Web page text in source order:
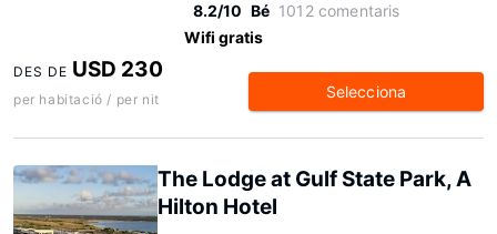
8.2/10 Bé 1012 comentaris
Wifi gratis
DES DE USD 230
per habitació / per nit Selecciona
The Lodge at Gulf State Park, A
Hilton Hotel